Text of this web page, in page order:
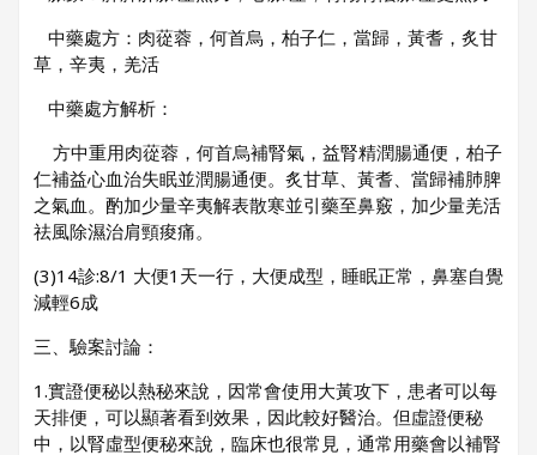
中藥處方：肉蓯蓉，何首烏，柏子仁，當歸，黃耆，炙甘
草，辛夷，羌活
中藥處方解析：
方中重用肉蓯蓉，何首烏補腎氣，益腎精潤腸通便，柏子
仁補益心血治失眠並潤腸通便。炙甘草、黃耆、當歸補肺脾
之氣血。酌加少量辛夷解表散寒並引藥至鼻竅，加少量羌活
祛風除濕治肩頸痠痛。
(3)14診:8/1 大便1天一行，大便成型，睡眠正常，鼻塞自覺
減輕6成
三、驗案討論：
1.實證便秘以熱秘來說，因常會使用大黃攻下，患者可以每
天排便，可以顯著看到效果，因此較好醫治。但虛證便秘
中，以腎虛型便秘來說，臨床也很常見，通常用藥會以補腎